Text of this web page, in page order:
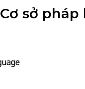
Cơ sở pháp